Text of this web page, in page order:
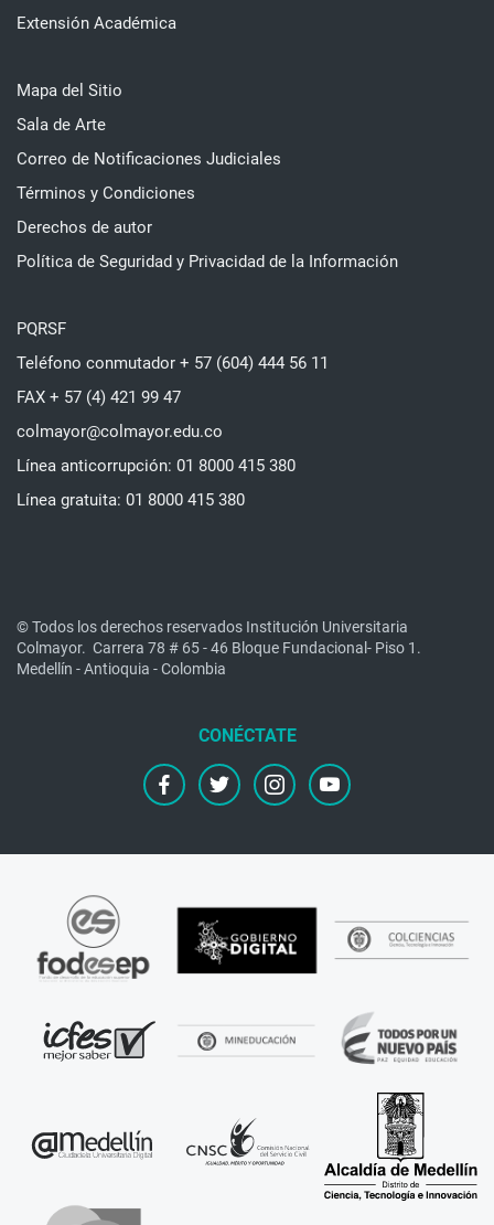
Extensión Académica
Mapa del Sitio
Sala de Arte
Correo de Notificaciones Judiciales
Términos y Condiciones
Derechos de autor
Política de Seguridad y Privacidad de la Información
PQRSF
Teléfono conmutador + 57 (604) 444 56 11
FAX + 57 (4) 421 99 47
colmayor@colmayor.edu.co
Línea anticorrupción: 01 8000 415 380
Línea gratuita: 01 8000 415 380
© Todos los derechos reservados Institución Universitaria
Colmayor. Carrera 78 # 65 - 46 Bloque Fundacional- Piso 1.
Medellín - Antioquia - Colombia
facebooktwitter instagramyoutube